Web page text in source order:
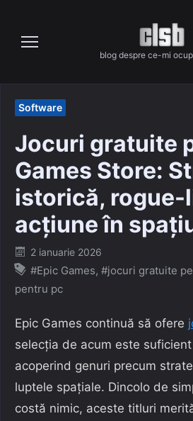
content
blog despre ce-mi
Software
Jocuri gratuite
Games Store:
istorică, rogue-
acțiune în
Posted
on
2 ianuarie 2026
#Epic Games, #jocuri gratuite
pentru pc
Epic Games continuă să ofere
selecția de acum este
acoperind genuri precum
luptele spațiale. Dincolo de
costă nimic, aceste titluri